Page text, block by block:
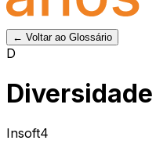
← Voltar ao Glossário
D
Diversidade
Insoft4